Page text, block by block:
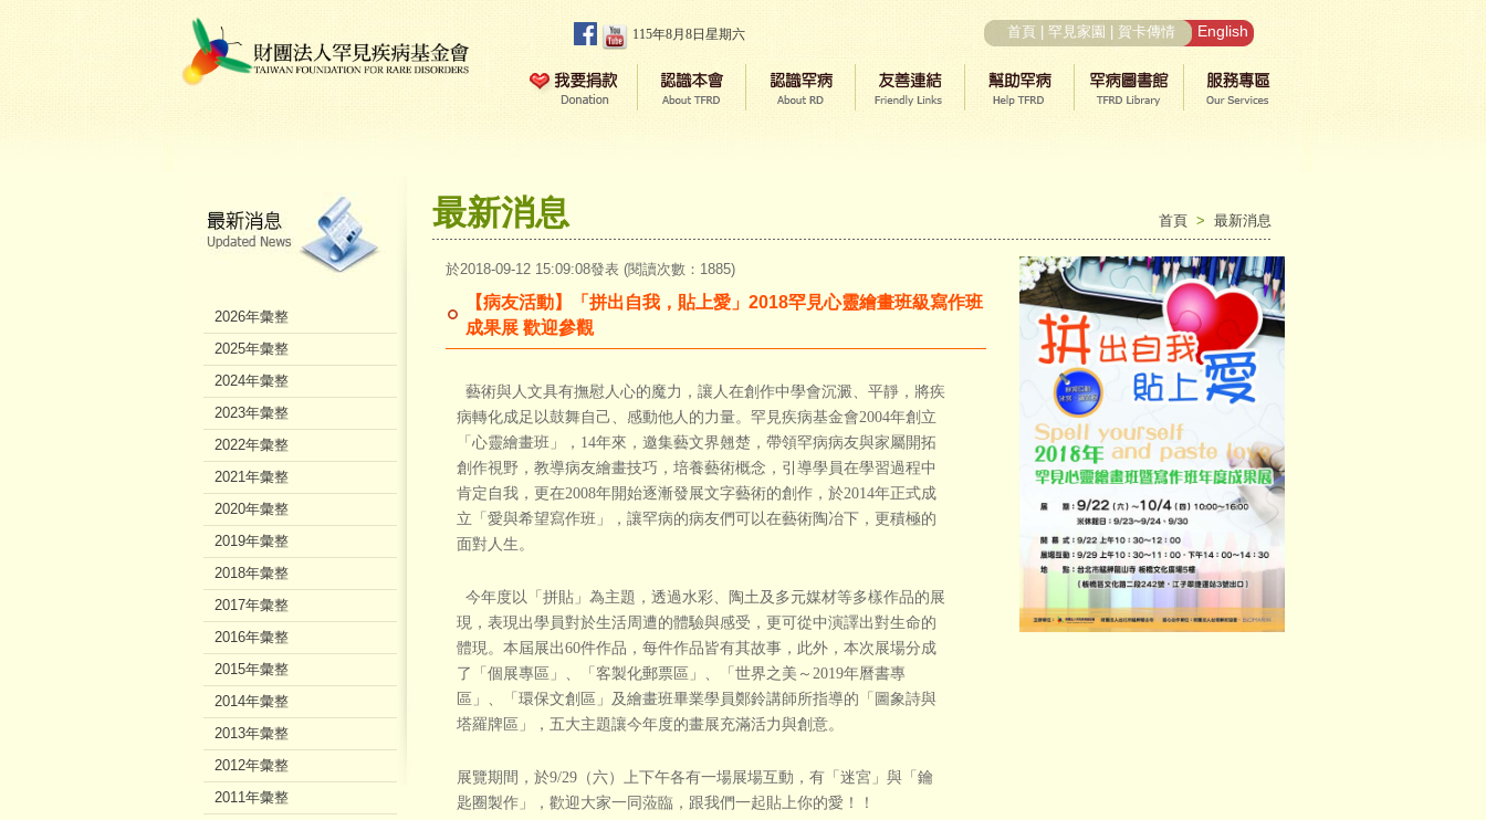
115年8月8日星期六 首頁 罕見家園 賀卡傳情 English
最新消息 首頁 > 最新消息
於2018-09-12 15:09:08發表 (閱讀次數：1885)
【病友活動】「拼出自我，貼上愛」2018罕見心靈繪畫班級寫作班
成果展 歡迎參觀
藝術與人文具有撫慰人心的魔力，讓人在創作中學會沉澱、平靜，將疾
病轉化成足以鼓舞自己、感動他人的力量。罕見疾病基金會2004年創立
「心靈繪畫班」，14年來，邀集藝文界翹楚，帶領罕病病友與家屬開拓
創作視野，教導病友繪畫技巧，培養藝術概念，引導學員在學習過程中
肯定自我，更在2008年開始逐漸發展文字藝術的創作，於2014年正式成
立「愛與希望寫作班」，讓罕病的病友們可以在藝術陶冶下，更積極的
面對人生。
今年度以「拼貼」為主題，透過水彩、陶土及多元媒材等多樣作品的展
現，表現出學員對於生活周遭的體驗與感受，更可從中演譯出對生命的
體現。本屆展出60件作品，每件作品皆有其故事，此外，本次展場分成
了「個展專區」、「客製化郵票區」、「世界之美～2019年曆書專
區」、「環保文創區」及繪畫班畢業學員鄭鈴講師所指導的「圖象詩與
塔羅牌區」，五大主題讓今年度的畫展充滿活力與創意。
展覽期間，於9/29（六）上下午各有一場展場互動，有「迷宮」與「鑰
匙圈製作」，歡迎大家一同蒞臨，跟我們一起貼上你的愛！！
2026年彙整
2025年彙整
2024年彙整
2023年彙整
2022年彙整
2021年彙整
2020年彙整
2019年彙整
2018年彙整
2017年彙整
2016年彙整
2015年彙整
2014年彙整
2013年彙整
2012年彙整
2011年彙整